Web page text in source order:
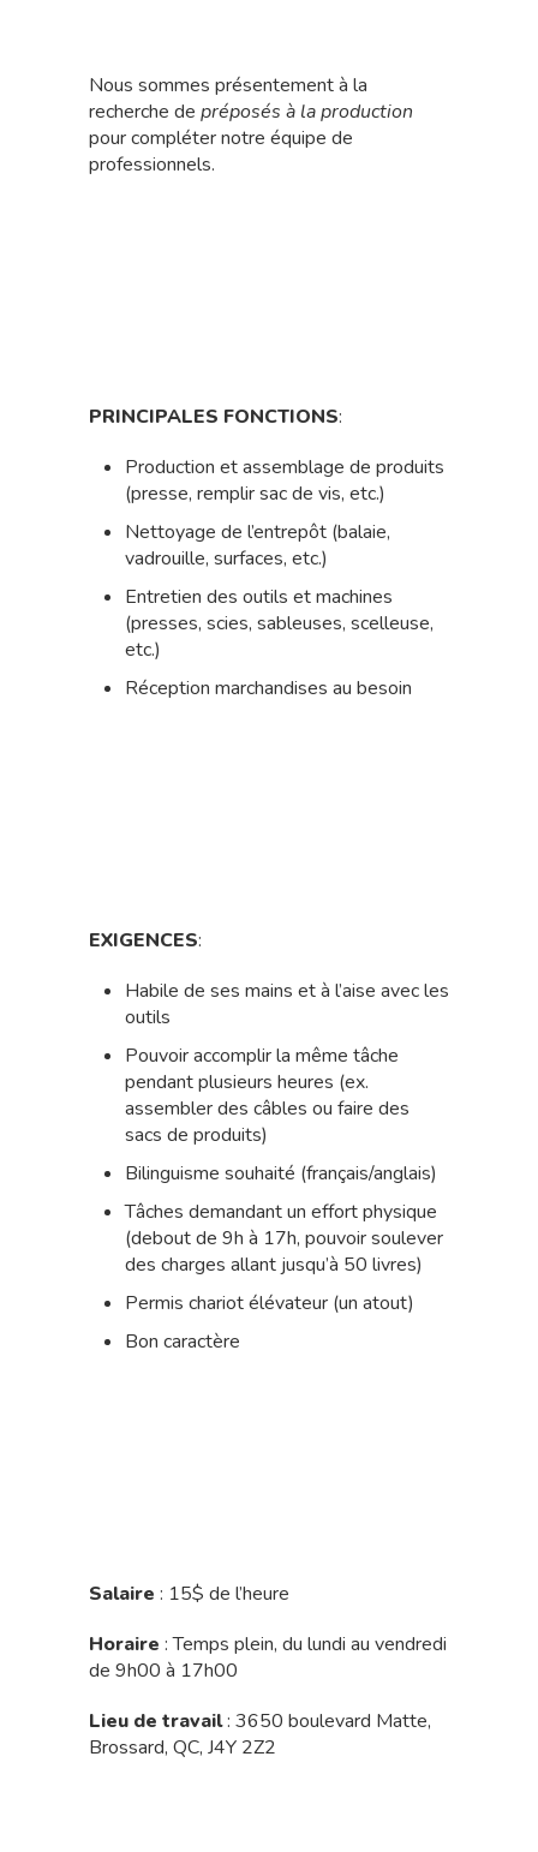
Nous sommes présentement à la
recherche de préposés à la production
pour compléter notre équipe de
professionnels.
PRINCIPALES FONCTIONS:
Production et assemblage de produits
(presse, remplir sac de vis, etc.)
Nettoyage de l’entrepôt (balaie,
vadrouille, surfaces, etc.)
Entretien des outils et machines
(presses, scies, sableuses, scelleuse,
etc.)
Réception marchandises au besoin
EXIGENCES:
Habile de ses mains et à l’aise avec les
outils
Pouvoir accomplir la même tâche
pendant plusieurs heures (ex.
assembler des câbles ou faire des
sacs de produits)
Bilinguisme souhaité (français/anglais)
Tâches demandant un effort physique
(debout de 9h à 17h, pouvoir soulever
des charges allant jusqu’à 50 livres)
Permis chariot élévateur (un atout)
Bon caractère
Salaire : 15$ de l’heure
Horaire : Temps plein, du lundi au vendredi
de 9h00 à 17h00
Lieu de travail: 3650 boulevard Matte,
Brossard, QC, J4Y 2Z2